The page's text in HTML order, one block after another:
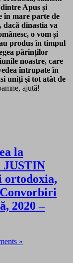
Apus și
în mare parte de
dacă dinastia va
o vom și
produs în timpul
părinților
noastre, care
întrupate în
uniți și tot atât de
ajută!
la
ortodoxia,
2020 –
»